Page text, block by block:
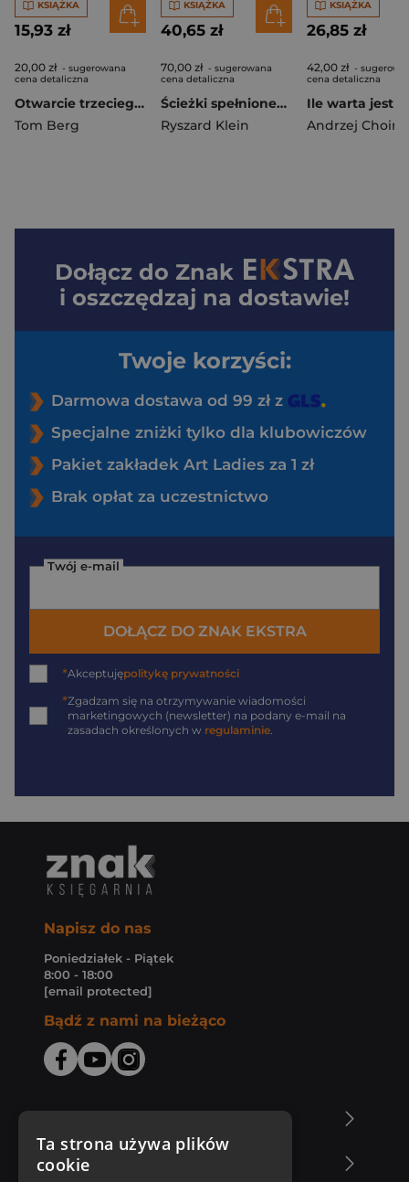
KSIĄŻKA
15,93 zł
20,00 zł - sugerowana
cena detaliczna
Otwarcie trzeciego oka Jak osiągnąć wszystko czego potrzebujesz
Tom Berg
KSIĄŻKA
40,65 zł
70,00 zł - sugerowana
cena detaliczna
Ścieżki spełnionego życia Współczesność a starożytna mądrość duchowa
Ryszard Klein
KSIĄŻKA
26,85 zł
42,00 zł -
cena detaliczna
Andrzej
Dołącz do Znak
i oszczędzaj na dostawie!
Twoje korzyści:
Darmowa dostawa od 99 zł z
Specjalne zniżki tylko dla klubowiczów
Pakiet zakładek Art Ladies za 1 zł
Brak opłat za uczestnictwo
Twój e-mail
DOŁĄCZ DO ZNAK EKSTRA
*Akceptujępolitykę prywatności
*Zgadzam się na otrzymywanie wiadomości
marketingowych (newsletter) na podany e-mail na
zasadach określonych w regulaminie
Napisz do nas
Poniedziałek - Piątek
8:00 - 18:00
[email protected]
Bądź z nami na bieżąco
Zakupy u nas
Ta strona używa plików
cookie